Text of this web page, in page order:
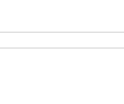
el